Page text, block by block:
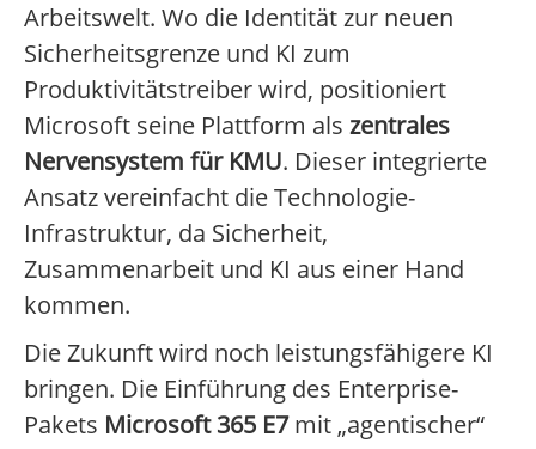
Arbeitswelt. Wo die Identität zur neuen
Sicherheitsgrenze und KI zum
Produktivitätstreiber wird, positioniert
Microsoft seine Plattform als zentrales
Nervensystem für KMU. Dieser integrierte
Ansatz vereinfacht die Technologie-
Infrastruktur, da Sicherheit,
Zusammenarbeit und KI aus einer Hand
kommen.
Die Zukunft wird noch leistungsfähigere KI
bringen. Die Einführung des Enterprise-
Pakets Microsoft 365 E7mit „agentischer“